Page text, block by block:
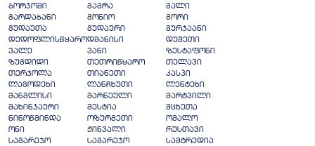
ბორჯომი
გაგრა
გალი
გარდაბანი
გონიო
გორი
გუდაუთა
გუდაური
გურჯაანი
დედოფლისწყაროდმანისი
დუშეთი
ვალე
ვანი
ზესტაფონი
ზუგდიდი
თეთრიწყარო
თელავი
თერჯოლა
თიანეთი
კასპი
ლაგოდეხი
ლანჩხუთი
ლენტეხი
მანგლისი
მარნეული
მარტვილი
მახინჯაური
მესტია
მცხეთა
ნინოწმინდა
ოზურგეთი
ომალო
ონი
ჟინვალი
რუსთავი
საგარეჯო
საგარეჯო
სამტრედია